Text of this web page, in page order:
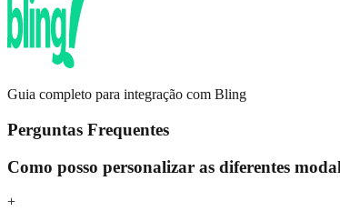
Guia completo para integração com Bling
Perguntas Frequentes
Como posso personalizar as diferentes
+